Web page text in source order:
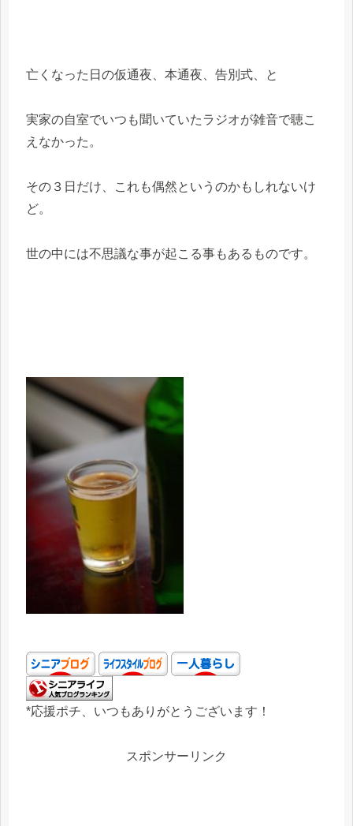
亡くなった日の仮通夜、本通夜、告別式、と
実家の自室でいつも聞いていたラジオが雑音で聴こ
えなかった。
その３日だけ、これも偶然というのかもしれないけ
ど。
世の中には不思議な事が起こる事もあるものです。
*応援ポチ、いつもありがとうございます！
スポンサーリンク